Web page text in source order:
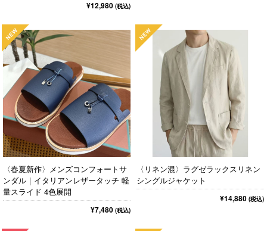
¥12,980 (税込)
〈春夏新作〉メンズコンフォートサ
ンダル｜イタリアンレザータッチ 軽
量スライド 4色展開
¥7,480 (税込)
〈リネン混〉ラグゼラックスリネン
シングルジャケット
¥14,880 (税込)